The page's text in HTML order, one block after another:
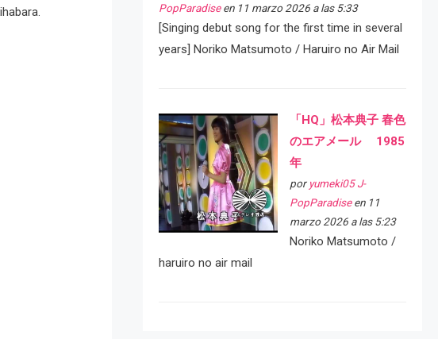
PopParadiseen 11 marzo 2026 a las 5:33
[Singing debut song for the first time in several
years] Noriko Matsumoto / Haruiro no Air Mail
「HQ」松本典子 春色
のエアメール 1985
年
por yumeki05 J-
PopParadiseen 11
marzo 2026 a las 5:23
Noriko Matsumoto /
haruiro no air mail